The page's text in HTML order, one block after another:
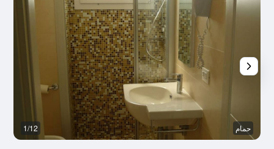
حمام 1/12